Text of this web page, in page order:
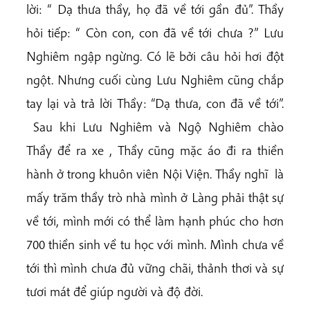
lời: “ Dạ thưa thầy, họ đã về tới gần đủ”. Thầy
hỏi tiếp: “ Còn con, con đã về tới chưa ?” Lưu
Nghiêm ngập ngừng. Có lẽ bởi câu hỏi hơi đột
ngột. Nhưng cuối cùng Lưu Nghiêm cũng chắp
tay lại và trả lời Thầy: “Dạ thưa, con đã về tới”.
Sau khi Lưu Nghiêm và Ngộ Nghiêm chào
Thầy để ra xe , Thầy cũng mặc áo đi ra thiền
hành ở trong khuôn viên Nội Viện. Thầy nghĩ là
mấy trăm thầy trò nhà mình ở Làng phải thật sự
về tới, mình mới có thể làm hạnh phúc cho hơn
700 thiền sinh về tu học với mình. Mình chưa về
tới thì mình chưa đủ vững chãi, thảnh thơi và sự
tươi mát để giúp người và độ đời.